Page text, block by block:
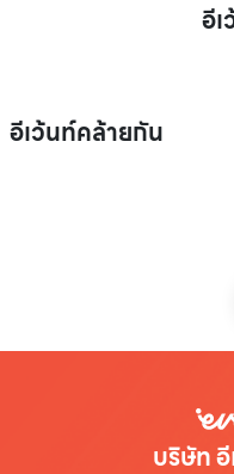
อี
อีเว้นท์คล้ายกัน
บริษัท